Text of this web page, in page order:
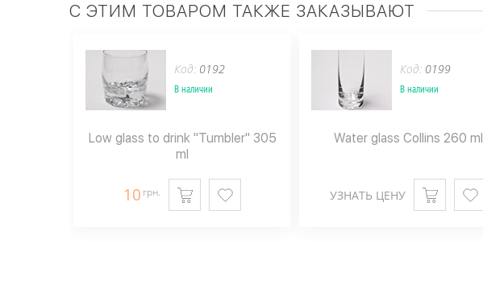
С ЭТИМ ТОВАРОМ ТАКЖЕ ЗАКАЗЫВАЮТ
Код: 0192
В наличии
Low glass to drink "Tumbler" 305
ml
10 грн.
Код: 0199
В наличии
Water glass Collins 260 ml
УЗНАТЬ ЦЕНУ